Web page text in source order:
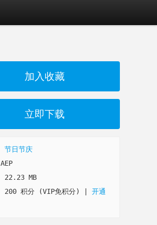
加入收藏
立即下载
节日节庆
AEP
22.23 MB
200 积分 (VIP免积分)
开通